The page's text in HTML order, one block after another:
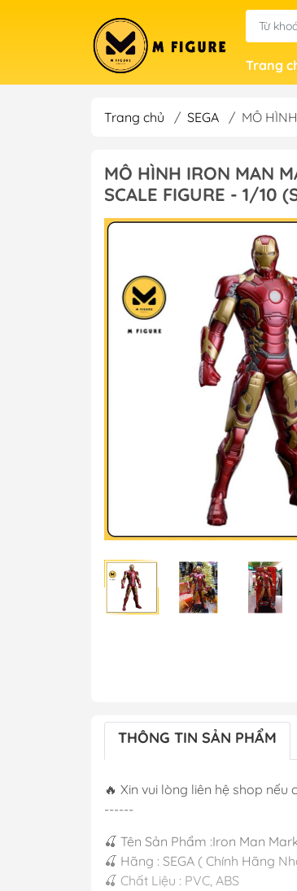
Trang
Trang chủ / SEGA / MÔ
MÔ HÌNH IRON MAN
SCALE FIGURE - 1/10
THÔNG TIN SẢN PHẨM
🔥 Xin vui lòng liên hệ shop nếu
------
🍒 Tên Sản Phẩm :Iron Man
🍒 Hãng : SEGA ( Chính Hãng
🍒 Chất Liệu : PVC, ABS